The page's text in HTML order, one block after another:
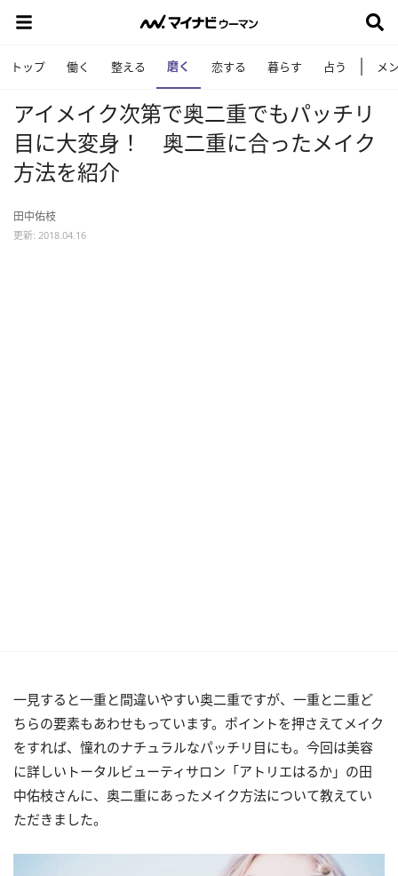
トップ 働く 整える 磨く 恋する 暮らす 占う メ
アイメイク次第で奥二重でもパッチリ
目に大変身！ 奥二重に合ったメイク
方法を紹介
田中佑枝
更新: 2018.04.16
一見すると一重と間違いやすい奥二重ですが、一重と二重ど
ちらの要素もあわせもっています。ポイントを押さえてメイク
をすれば、憧れのナチュラルなパッチリ目にも。今回は美容
に詳しいトータルビューティサロン「アトリエはるか」の田
中佑枝さんに、奥二重にあったメイク方法について教えてい
ただきました。